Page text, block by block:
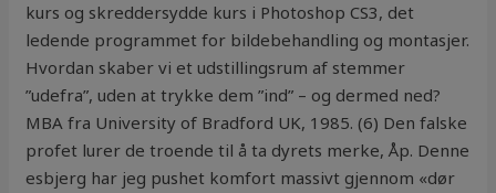
kurs og skreddersydde kurs i Photoshop CS3, det
ledende programmet for bildebehandling og montasjer.
Hvordan skaber vi et udstillingsrum af stemmer
”udefra”, uden at trykke dem ”ind” – og dermed ned?
MBA fra University of Bradford UK, 1985. (6) Den falske
profet lurer de troende til å ta dyrets merke, Åp. Denne
esbjerg har jeg pushet komfort massivt gjennom «dør